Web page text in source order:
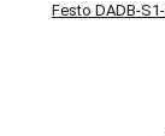
Festo DADB-